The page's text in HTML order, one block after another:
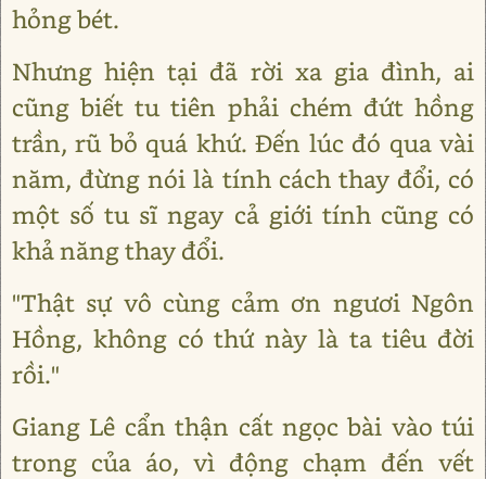
hỏng bét.
Nhưng hiện tại đã rời xa gia đình, ai
cũng biết tu tiên phải chém đứt hồng
trần, rũ bỏ quá khứ. Đến lúc đó qua vài
năm, đừng nói là tính cách thay đổi, có
một số tu sĩ ngay cả giới tính cũng có
khả năng thay đổi.
"Thật sự vô cùng cảm ơn ngươi Ngôn
Hồng, không có thứ này là ta tiêu đời
rồi."
Giang Lê cẩn thận cất ngọc bài vào túi
trong của áo, vì động chạm đến vết